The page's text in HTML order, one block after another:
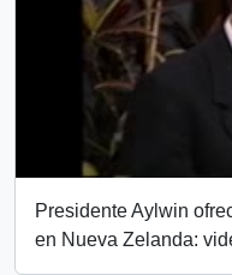
Presidente Aylwin
en Nueva Zelanda: